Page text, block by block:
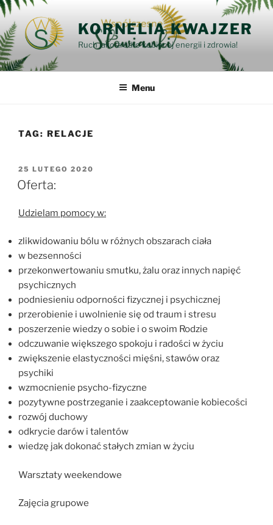
Przejdź
do
treści
KORNELIA KWAJZER
Ruch jako źródło kobiecej energii i zdrowia!
Menu
TAG: RELACJE
OPUBLIKOWANE
W
25 LUTEGO 2020
Oferta:
Udzielam pomocy w:
zlikwidowaniu bólu w różnych obszarach ciała
w bezsenności
przekonwertowaniu smutku, żalu oraz innych napięć
psychicznych
podniesieniu odporności fizycznej i psychicznej
przerobienie i uwolnienie się od traum i stresu
poszerzenie wiedzy o sobie i o swoim Rodzie
odczuwanie większego spokoju i radości w życiu
zwiększenie elastyczności mięśni, stawów oraz
psychiki
wzmocnienie psycho-fizyczne
pozytywne postrzeganie i zaakceptowanie kobiecości
rozwój duchowy
odkrycie darów i talentów
wiedzę jak dokonać stałych zmian w życiu
Warsztaty weekendowe
Zajęcia grupowe